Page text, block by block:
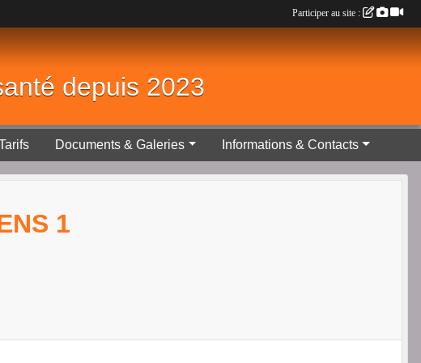
depuis 2023
Documents & Galeries Informations & Contacts
1
Participer au site :